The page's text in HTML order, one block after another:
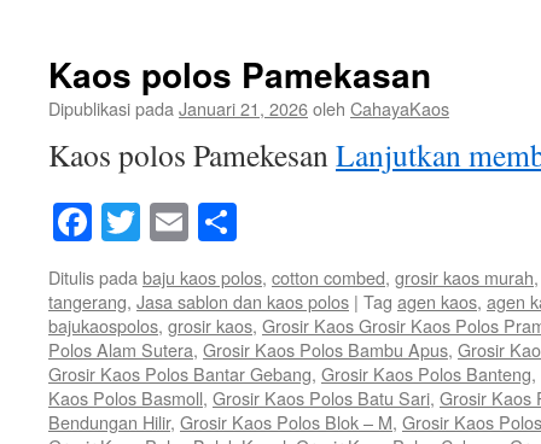
Kaos polos Pamekasan
Dipublikasi padaJanuari 21, 2026oleh CahayaKaos
Kaos polos PamekesanLanjutkan
Facebook
Twitter
Email
Ditulis pada baju kaos polos, cotton combed, grosir kaos murah
tangerang, Jasa sablon dan kaos polos | Tag agen kaos, agen
bajukaospolos, grosir kaos, Grosir Kaos Grosir Kaos Polos
Polos Alam Sutera, Grosir Kaos Polos Bambu Apus, Grosir
Grosir Kaos Polos Bantar Gebang, Grosir Kaos Polos Banteng,
Kaos Polos Basmoll, Grosir Kaos Polos Batu Sari, Grosir Kaos
Bendungan Hilir, Grosir Kaos Polos Blok – M, Grosir Kaos